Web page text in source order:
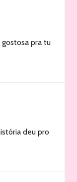
pra tu
deu pro